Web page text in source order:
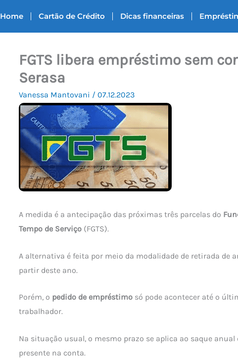
Home Cartão de Crédito Dicas financeiras
FGTS libera empréstimo sem
Serasa
Vanessa Mantovani / 07.12.2023
A medida é a antecipação das próximas três parcelas do
Tempo de Serviço (FGTS).
A alternativa é feita por meio da modalidade de retirada de
partir deste ano.
Porém, o pedido de empréstimo só pode acontecer até o
trabalhador.
Na situação usual, o mesmo prazo se aplica ao saque anual
presente na conta.